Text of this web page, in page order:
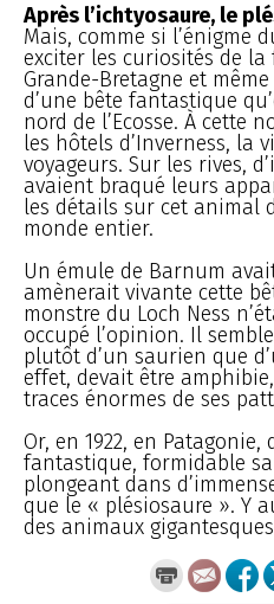
Après l’ichtyosaure, le
Mais, comme si l’énigme
exciter les curiosités de
Grande-Bretagne et
d’une bête fantastique
nord de l’Ecosse. À cette
les hôtels d’Inverness, la
voyageurs. Sur les rives,
avaient braqué leurs
les détails sur cet animal
monde entier.
Un émule de Barnum
amènerait vivante cette
monstre du Loch Ness
occupé l’opinion. Il
plutôt d’un saurien que
effet, devait être
traces énormes de ses
Or, en 1922, en
fantastique, formidable
plongeant dans
que le « plésiosaure ». Y
des animaux